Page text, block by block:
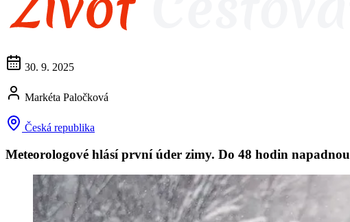
30. 9. 2025
Markéta Paločková
Česká republika
Meteorologové hlásí první úder zimy. Do 48 hodin